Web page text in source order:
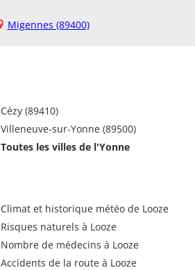
Migennes (89400)
Cézy (89410)
Villeneuve-sur-Yonne (89500)
Toutes les villes de l'Yonne
Climat et historique météo de Looze
Risques naturels à Looze
Nombre de médecins à Looze
Accidents de la route à Looze